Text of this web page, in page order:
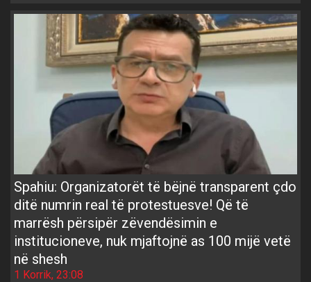
Spahiu: Organizatorët të bëjnë transparent çdo
ditë numrin real të protestuesve! Që të
marrësh përsipër zëvendësimin e
institucioneve, nuk mjaftojnë as 100 mijë vetë
në shesh
1 Korrik, 23:08